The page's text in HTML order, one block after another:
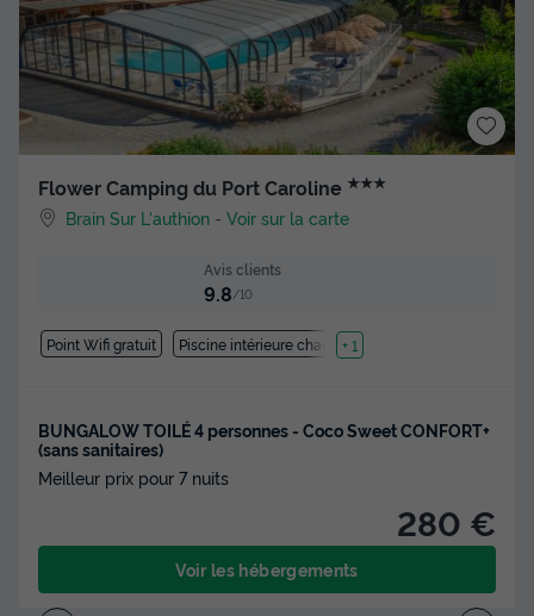
Flower Camping du Port Caroline ★★★
Brain Sur L'authion -Voir sur la carte
Avis clients
9.8/10
Point Wifi gratuit Piscine intérieure chauffée
+ 1
BUNGALOW TOILÉ 4 personnes - Coco Sweet CONFORT+
(sans sanitaires)
Meilleur prix pour 7 nuits
280 €
Voir les hébergements